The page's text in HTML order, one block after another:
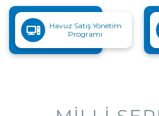
Havuz Satış Yönetim
Programı